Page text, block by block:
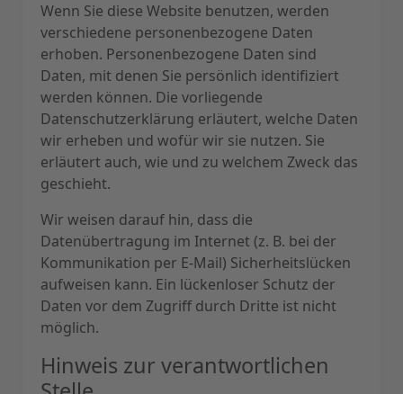
Wenn Sie diese Website benutzen, werden
verschiedene personenbezogene Daten
erhoben. Personenbezogene Daten sind
Daten, mit denen Sie persönlich identifiziert
werden können. Die vorliegende
Datenschutzerklärung erläutert, welche Daten
wir erheben und wofür wir sie nutzen. Sie
erläutert auch, wie und zu welchem Zweck das
geschieht.
Wir weisen darauf hin, dass die
Datenübertragung im Internet (z. B. bei der
Kommunikation per E-Mail) Sicherheitslücken
aufweisen kann. Ein lückenloser Schutz der
Daten vor dem Zugriff durch Dritte ist nicht
möglich.
Hinweis zur verantwortlichen